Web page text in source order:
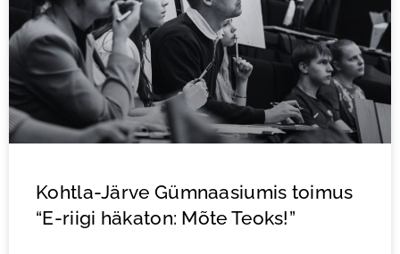
Kohtla-Järve Gümnaasiumis toimus
“E-riigi häkaton: Mõte Teoks!”